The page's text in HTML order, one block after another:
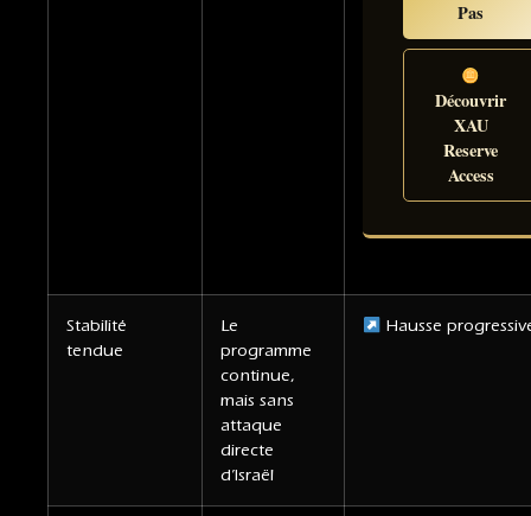
Pas
Découvrir
XAU
Reserve
Access
Stabilité
tendue
Le
programme
continue,
mais sans
attaque
directe
d’Israël
Hausse